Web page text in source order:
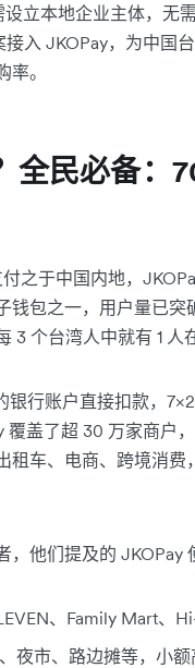
立本地企业主体，无
入 JKOPay，为中国
。
全民必备：
之于中国内地，
钱包之一，用户量已
个台湾人中就有 1 人
行账户直接扣款，
盖了超 30 万家商户
车、电商、跨境消费
他们提及的 JKOPay
、Family Mart、
夜市、路边摊等，小额